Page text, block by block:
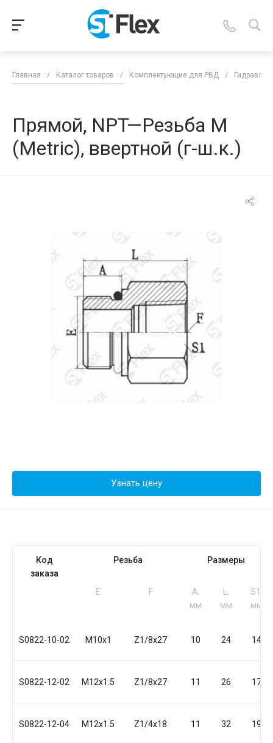
Главная / Каталог товаров / Комплектующие для РВД /
Прямой, NPT—Резьба М
(Metric), ввертной (г-ш.к.)
Узнать цену
Код
заказа
Резьба Размеры
Е F
A,
мм
L,
мм
S1,
мм
S0822-10-02 M10x1 Z1/8x27 10 24 14
S0822-12-02 M12x1.5 Z1/8x27 11 26 17
S0822-12-04 M12x1.5 Z1/4x18 11 32 19